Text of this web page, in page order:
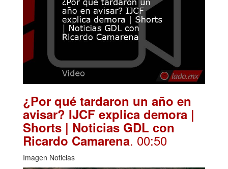
¿Por qué tardaron un año en
avisar? IJCF explica demora |
Shorts | Noticias GDL con
Ricardo Camarena. 00:50
Imagen Noticias